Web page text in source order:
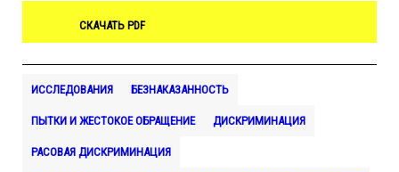
СКАЧАТЬ PDF
ИССЛЕДОВАНИЯ БЕЗНАКАЗАННОСТЬ
ПЫТКИ И ЖЕСТОКОЕ ОБРАЩЕНИЕ ДИСКРИМИНАЦИЯ
РАСОВАЯ ДИСКРИМИНАЦИЯ